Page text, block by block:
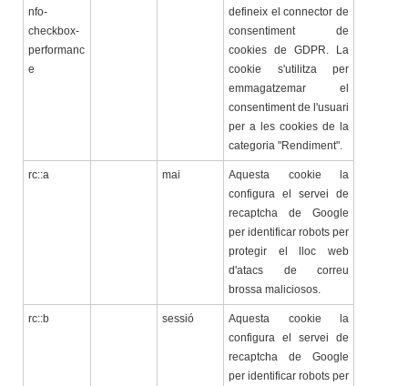
nfo-
checkbox-
performanc
e
defineix el connector de
consentiment de
cookies de GDPR. La
cookie s'utilitza per
emmagatzemar el
consentiment de l'usuari
per a les cookies de la
categoria "Rendiment".
rc::a mai
Aquesta cookie la
configura el servei de
recaptcha de Google
per identificar robots per
protegir el lloc web
d'atacs de correu
brossa maliciosos.
rc::b sessió
Aquesta cookie la
configura el servei de
recaptcha de Google
per identificar robots per